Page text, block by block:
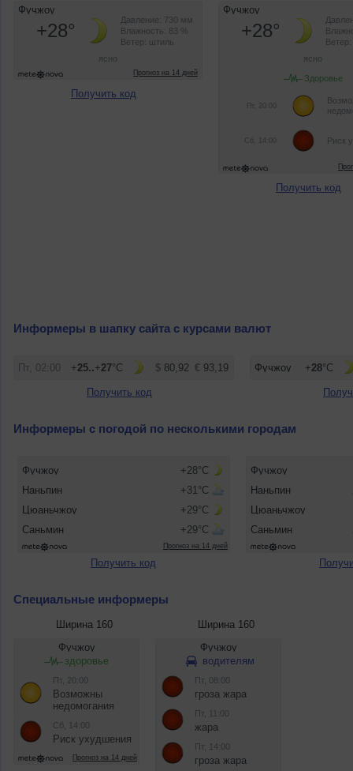
Получить код
Получить код
Информеры в шапку сайта с курсами валют
Получить код
Информеры с погодой по несколькими городам
Получить код
Специальные информеры
Ширина 160 Ширина 160